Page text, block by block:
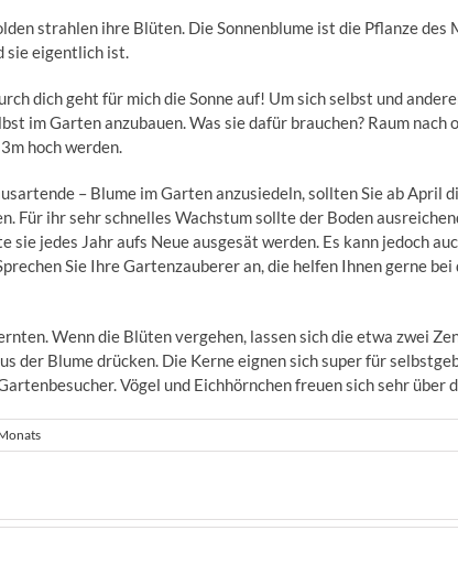
strahlen ihre Blüten. Die Sonnenblume ist die Pflanze des
sie eigentlich ist.
dich geht für mich die Sonne auf! Um sich selbst und
im Garten anzubauen. Was sie dafür brauchen? Raum nach
hoch werden.
– Blume im Garten anzusiedeln, sollten Sie ab April
Für ihr sehr schnelles Wachstum sollte der Boden
jedes Jahr aufs Neue ausgesät werden. Es kann jedoch
Sie Ihre Gartenzauberer an, die helfen Ihnen gerne
Wenn die Blüten vergehen, lassen sich die etwa zwei
der Blume drücken. Die Kerne eignen sich super für
Vögel und Eichhörnchen freuen sich sehr über